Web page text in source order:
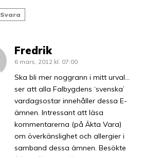
Svara
Fredrik
6 mars, 2012 kl. 07:00
Ska bli mer noggrann i mitt urval…
ser att alla Falbygdens ‘svenska’
vardagsostar innehåller dessa E-
ämnen. Intressant att läsa
kommentarerna (på Äkta Vara)
om överkänslighet och allergier i
samband dessa ämnen. Besökte